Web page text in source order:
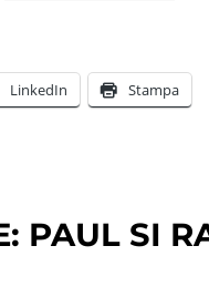
la
punto
LinkedIn Stampa
PAUL SI